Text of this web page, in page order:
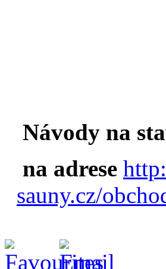
Návody na
na adrese
sauny.cz/